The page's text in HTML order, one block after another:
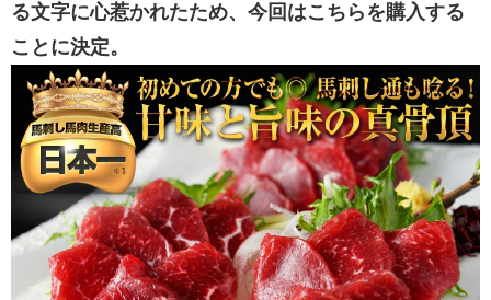
る文字に心惹かれたため、今回はこちらを購入する
ことに決定。